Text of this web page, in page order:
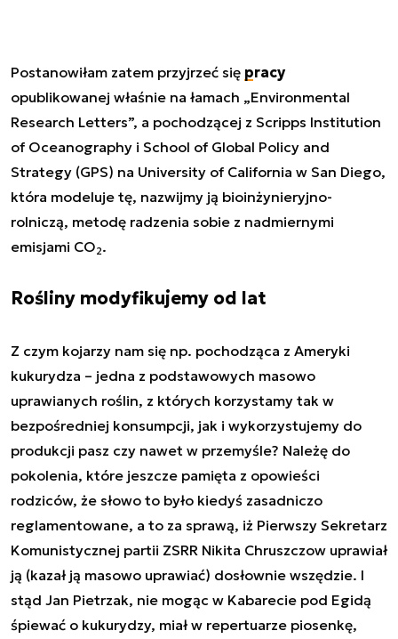
Postanowiłam zatem przyjrzeć się pracy
opublikowanej właśnie na łamach „Environmental
Research Letters”, a pochodzącej z Scripps Institution
of Oceanography i School of Global Policy and
Strategy (GPS) na University of California w San Diego,
która modeluje tę, nazwijmy ją bioinżynieryjno-
rolniczą, metodę radzenia sobie z nadmiernymi
emisjami CO2.
Rośliny modyfikujemy od lat
Z czym kojarzy nam się np. pochodząca z Ameryki
kukurydza – jedna z podstawowych masowo
uprawianych roślin, z których korzystamy tak w
bezpośredniej konsumpcji, jak i wykorzystujemy do
produkcji pasz czy nawet w przemyśle? Należę do
pokolenia, które jeszcze pamięta z opowieści
rodziców, że słowo to było kiedyś zasadniczo
reglamentowane, a to za sprawą, iż Pierwszy Sekretarz
Komunistycznej partii ZSRR Nikita Chruszczow uprawiał
ją (kazał ją masowo uprawiać) dosłownie wszędzie. I
stąd Jan Pietrzak, nie mogąc w Kabarecie pod Egidą
śpiewać o kukurydzy, miał w repertuarze piosenkę,